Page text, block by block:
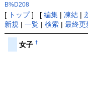
B%D208
[ トップ] [ 編集| 凍結|
新規 | 一覧| 検索| 最終更
女子†